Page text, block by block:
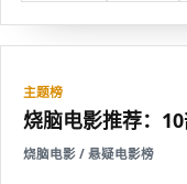
主题榜
烧脑电影推荐：
烧脑电影 / 悬疑电影榜